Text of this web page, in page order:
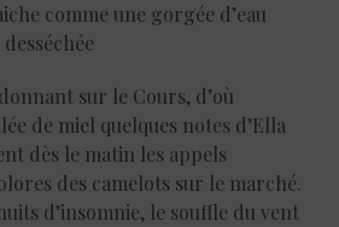
comme une gorgée d’eau
sur le Cours, d’où
de miel quelques notes d’Ella
dès le matin les appels
des camelots sur le marché.
d’insomnie, le souffle du vent